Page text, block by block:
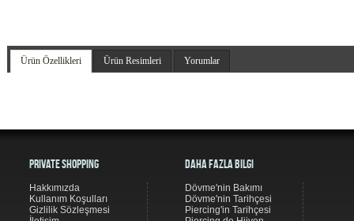
Ürün Özellikleri Ürün Resimleri Yorumlar
Private Shopping
Hakkımızda
Kullanım Koşulları
Gizlilik Sözleşmesi
Daha Fazla Bilgi
Dövme'nin Bakımı
Dövme'nin Tarihçesi
Piercing'in Tarihçesi